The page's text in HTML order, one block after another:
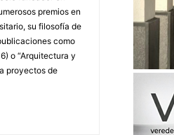
premios en
su filosofía de
como
o “Arquitectura y
proyectos de